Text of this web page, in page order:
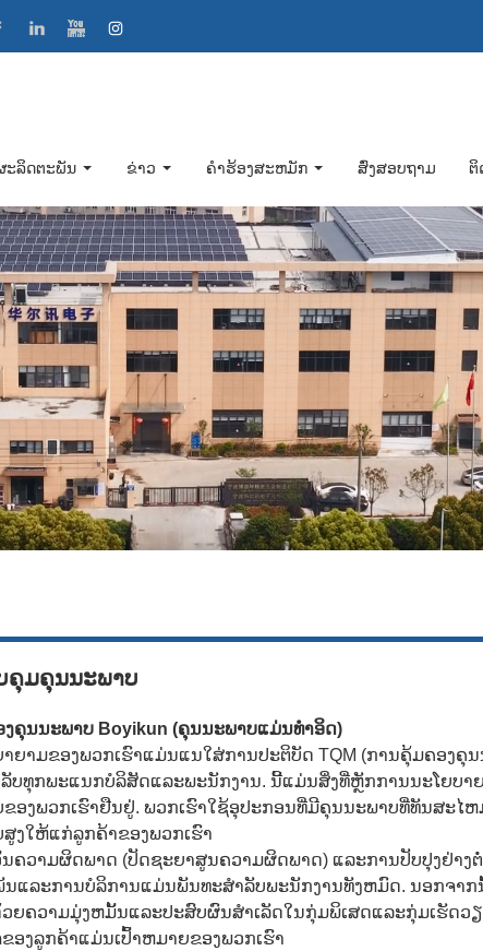
ະລິດຕະພັນ ຂ່າວ ຄໍາຮ້ອງສະຫມັກ ສົ່ງສອບຖາມ ຕິ
ຄຸມຄຸນນະພາບ
ຄຸນນະພາບ Boyikun (ຄຸນນະພາບແມ່ນທໍາອິດ)
ຍາມຂອງພວກເຮົາແມ່ນແນໃສ່ການປະຕິບັດ TQM (ການຄຸ້ມຄອງ
ລັບທຸກພະແນກບໍລິສັດແລະພະນັກງານ. ນີ້ແມ່ນສິ່ງທີ່ຫຼັກການນະໂຍບາ
ອງພວກເຮົາຢືນຢູ່. ພວກເຮົາໃຊ້ອຸປະກອນທີ່ມີຄຸນນະພາບທີ່ທັນສະໄ
ງໃຫ້ແກ່ລູກຄ້າຂອງພວກເຮົາ
ຄວາມຜິດພາດ (ປັດຊະຍາສູນຄວາມຜິດພາດ) ແລະການປັບປຸງຢ່າງ
ແລະການບໍລິການແມ່ນພັນທະສໍາລັບພະນັກງານທັງຫມົດ. ນອກຈາກ
ຍຄວາມມຸ່ງຫມັ້ນແລະປະສົບຜົນສໍາເລັດໃນກຸ່ມພິເສດແລະກຸ່ມເຮັດວ
ອງລູກຄ້າແມ່ນເປົ້າຫມາຍຂອງພວກເຮົາ